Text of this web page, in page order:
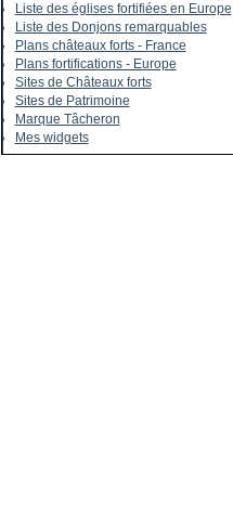
Liste des églises fortifiées en Europe
Liste des Donjons remarquables
Plans châteaux forts - France
Plans fortifications - Europe
Sites de Châteaux forts
Sites de Patrimoine
Marque Tâcheron
Mes widgets